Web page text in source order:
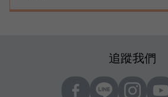
追蹤我們